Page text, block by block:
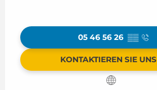
05 46 56 26 ▒▒
KONTAKTIEREN SIE UNS